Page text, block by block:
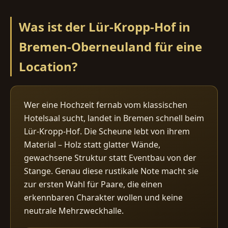
Was ist der Lür-Kropp-Hof in
Bremen-Oberneuland für eine
Location?
Wer eine Hochzeit fernab vom klassischen
Hotelsaal sucht, landet in Bremen schnell beim
Lür-Kropp-Hof. Die Scheune lebt von ihrem
Material – Holz statt glatter Wände,
gewachsene Struktur statt Eventbau von der
Stange. Genau diese rustikale Note macht sie
zur ersten Wahl für Paare, die einen
erkennbaren Charakter wollen und keine
neutrale Mehrzweckhalle.